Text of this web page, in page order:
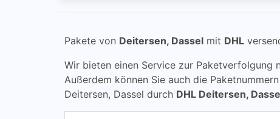
Pakete von Deitersen, Dassel mit DHL
Wir bieten einen Service zur Paketverfolgung
Außerdem können Sie auch die
Deitersen, Dassel durch DHL Deitersen,